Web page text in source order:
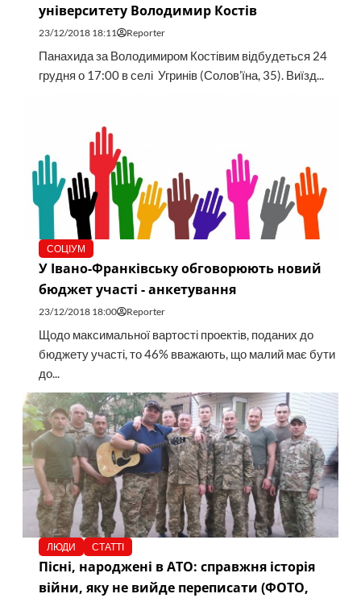
університету Володимир Костів
23/12/2018 18:11 Reporter
Панахида за Володимиром Костівим відбудеться 24
грудня о 17:00 в селі Угринів (Солов’їна, 35). Виїзд...
СОЦІУМ
У Івано-Франківську обговорюють новий
бюджет участі - анкетування
23/12/2018 18:00 Reporter
Щодо максимальної вартості проектів, поданих до
бюджету участі, то 46% вважають, що малий має бути
до...
ЛЮДИ СТАТТІ
Пісні, народжені в АТО: справжня історія
війни, яку не вийде переписати (ФОТО,